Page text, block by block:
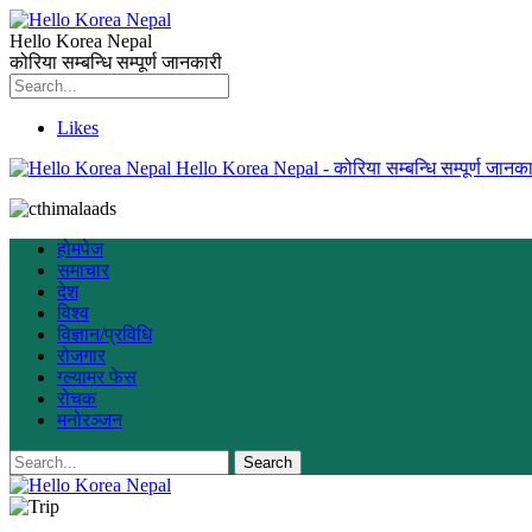
Hello Korea Nepal
कोरिया सम्बन्धि सम्पूर्ण जानकारी
Likes
Hello Korea Nepal - कोरिया सम्बन्धि सम्पूर्ण
होमपेज
समाचार
देश
विश्व
विज्ञान/प्रविधि
रोजगार
ग्ल्यामर फेस
रोचक
मनोरञ्जन